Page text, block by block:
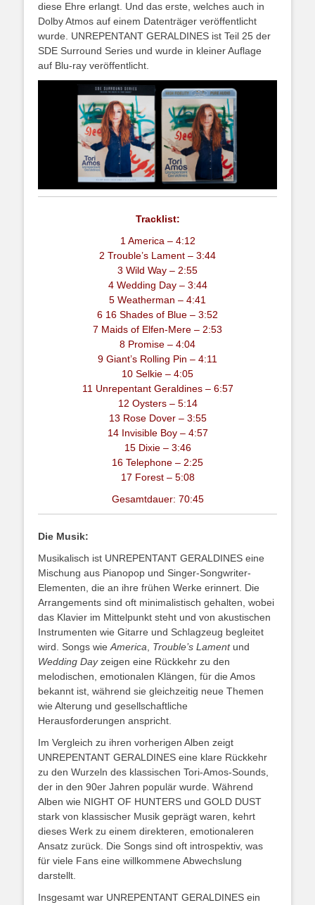
diese Ehre erlangt. Und das erste, welches auch in
Dolby Atmos auf einem Datenträger veröffentlicht
wurde. UNREPENTANT GERALDINES ist Teil 25 der
SDE Surround Series und wurde in kleiner Auflage
auf Blu-ray veröffentlicht.
Tracklist:
1 America – 4:12
2 Trouble’s Lament – 3:44
3 Wild Way – 2:55
4 Wedding Day – 3:44
5 Weatherman – 4:41
6 16 Shades of Blue – 3:52
7 Maids of Elfen-Mere – 2:53
8 Promise – 4:04
9 Giant’s Rolling Pin – 4:11
10 Selkie – 4:05
11 Unrepentant Geraldines – 6:57
12 Oysters – 5:14
13 Rose Dover – 3:55
14 Invisible Boy – 4:57
15 Dixie – 3:46
16 Telephone – 2:25
17 Forest – 5:08
Gesamtdauer: 70:45
Die Musik:
Musikalisch ist UNREPENTANT GERALDINES eine
Mischung aus Pianopop und Singer-Songwriter-
Elementen, die an ihre frühen Werke erinnert. Die
Arrangements sind oft minimalistisch gehalten, wobei
das Klavier im Mittelpunkt steht und von akustischen
Instrumenten wie Gitarre und Schlagzeug begleitet
wird. Songs wie America Trouble’s Lamentund
Wedding Dayzeigen eine Rückkehr zu den
melodischen, emotionalen Klängen, für die Amos
bekannt ist, während sie gleichzeitig neue Themen
wie Alterung und gesellschaftliche
Herausforderungen anspricht.
Im Vergleich zu ihren vorherigen Alben zeigt
UNREPENTANT GERALDINES eine klare Rückkehr
zu den Wurzeln des klassischen Tori-Amos-Sounds,
der in den 90er Jahren populär wurde. Während
Alben wie NIGHT OF HUNTERS und GOLD DUST
stark von klassischer Musik geprägt waren, kehrt
dieses Werk zu einem direkteren, emotionaleren
Ansatz zurück. Die Songs sind oft introspektiv, was
für viele Fans eine willkommene Abwechslung
darstellt.
Insgesamt war UNREPENTANT GERALDINES ein